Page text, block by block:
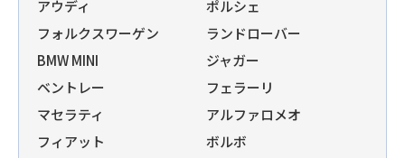
アウディ
ポルシェ
フォルクスワーゲン
ランドローバー
BMW MINI
ジャガー
ベントレー
フェラーリ
マセラティ
アルファロメオ
フィアット
ボルボ